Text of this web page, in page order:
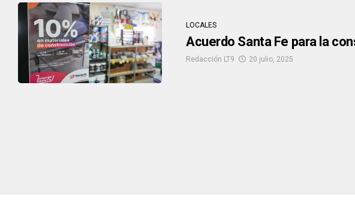
LOCALES
Acuerdo Santa Fe para la
Redacción LT9 20 julio, 2025